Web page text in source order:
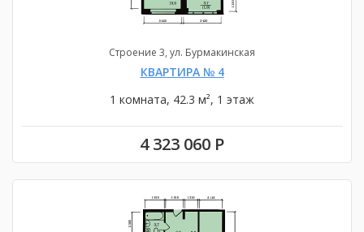
Строение 3, ул. Бурмакинская
КВАРТИРА № 4
1 комната, 42.3 м², 1 этаж
4 323 060 Р